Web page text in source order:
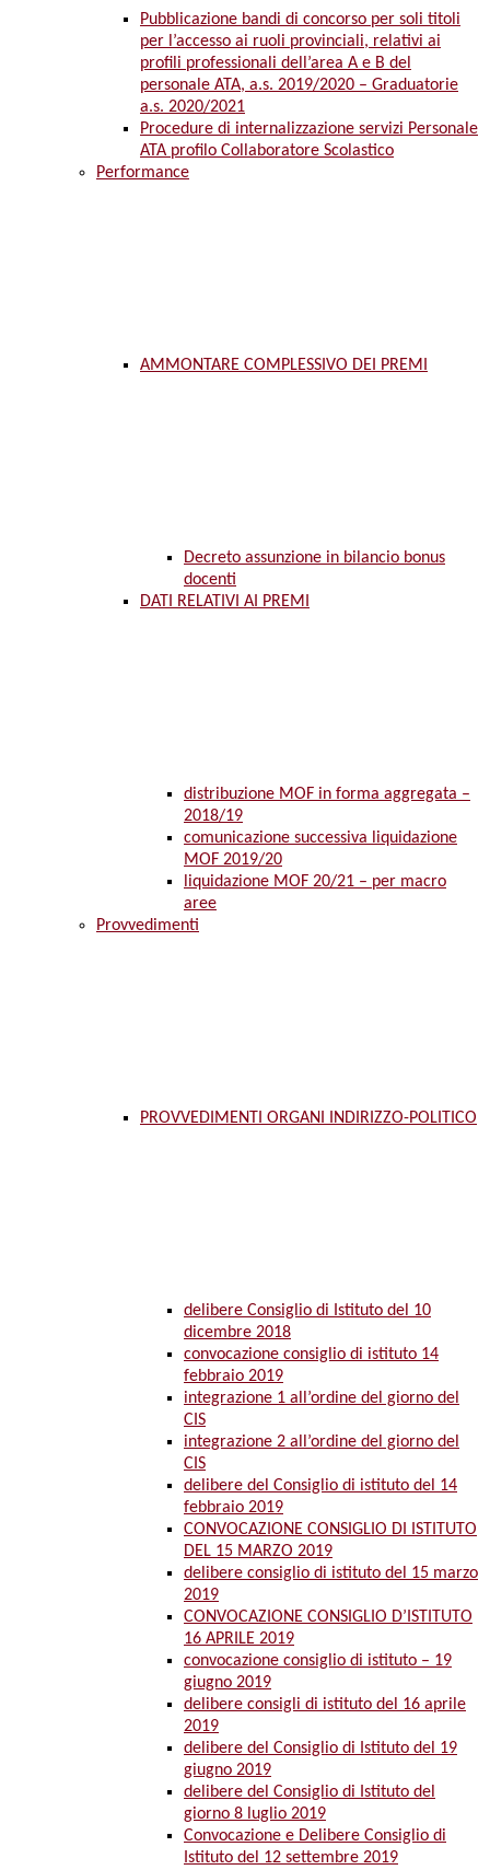
Pubblicazione bandi di concorso per soli titoli
per l’accesso ai ruoli provinciali, relativi ai
profili professionali dell’area A e B del
personale ATA, a.s. 2019/2020 – Graduatorie
a.s. 2020/2021
Procedure di internalizzazione servizi Personale
ATA profilo Collaboratore Scolastico
Performance
AMMONTARE COMPLESSIVO DEI PREMI
Decreto assunzione in bilancio bonus
docenti
DATI RELATIVI AI PREMI
distribuzione MOF in forma aggregata –
2018/19
comunicazione successiva liquidazione
MOF 2019/20
liquidazione MOF 20/21 – per macro
aree
Provvedimenti
PROVVEDIMENTI ORGANI INDIRIZZO-POLITICO
delibere Consiglio di Istituto del 10
dicembre 2018
convocazione consiglio di istituto 14
febbraio 2019
integrazione 1 all’ordine del giorno del
CIS
integrazione 2 all’ordine del giorno del
CIS
delibere del Consiglio di istituto del 14
febbraio 2019
CONVOCAZIONE CONSIGLIO DI ISTITUTO
DEL 15 MARZO 2019
delibere consiglio di istituto del 15 marzo
2019
CONVOCAZIONE CONSIGLIO D’ISTITUTO
16 APRILE 2019
convocazione consiglio di istituto – 19
giugno 2019
delibere consigli di istituto del 16 aprile
2019
delibere del Consiglio di Istituto del 19
giugno 2019
delibere del Consiglio di Istituto del
giorno 8 luglio 2019
Convocazione e Delibere Consiglio di
Istituto del 12 settembre 2019